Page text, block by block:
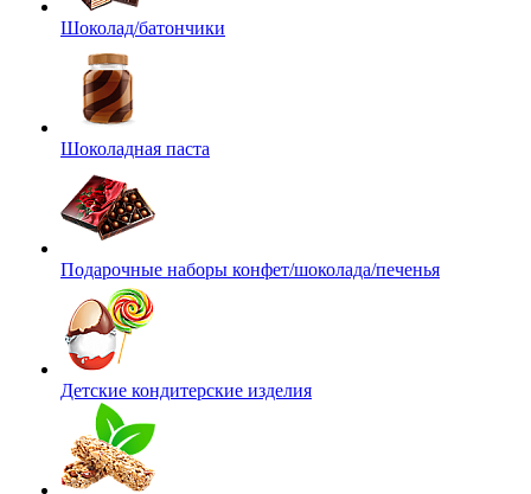
Шоколад/батончики
Шоколадная паста
Подарочные наборы конфет/шоколада/печенья
Детские кондитерские изделия